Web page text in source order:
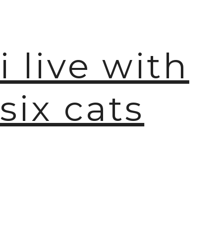
i live with
six cats